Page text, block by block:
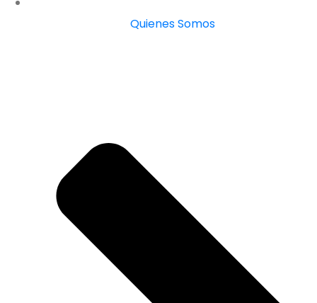
Quienes Somos